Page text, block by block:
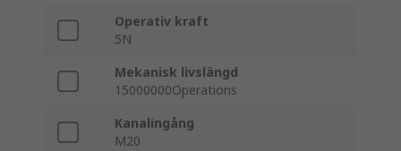
Operativ kraft
5N
Mekanisk livslängd
15000000Operations
Kanalingång
M20